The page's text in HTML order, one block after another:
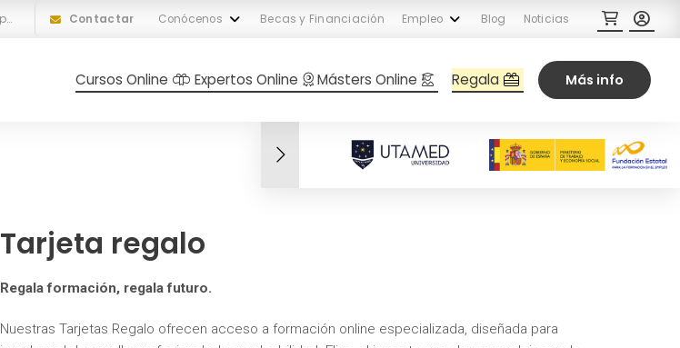
L-V: 10:00 a 18:00 (hora peninsular española) Contactar Conócenos Becas y Financiación Empleo Blog Noticias
Cursos Online Expertos Online Másters Online Regala Más info
Tarjeta regalo
Regala formación, regala futuro.
Nuestras Tarjetas Regalo ofrecen acceso a formación online especializada, diseñada para